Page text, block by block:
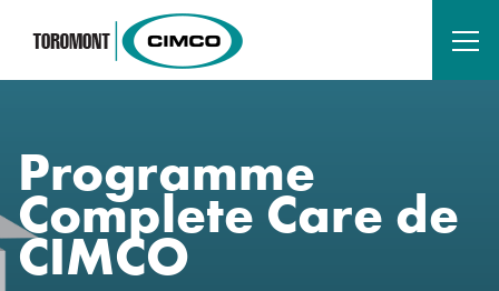
Programme
Complete Care de
CIMCO